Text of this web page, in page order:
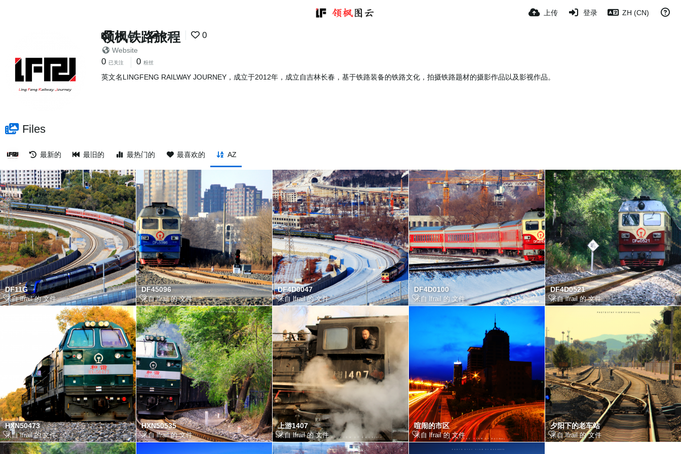
上传 登录 ZH (CN)
领枫铁路旅程
Website
0 已关注 0 粉丝
英文名LINGFENG RAILWAY JOURNEY，成立于2012年，成立自吉林长春，基于铁路装备的铁路文化，拍摄铁路题材的摄影作品以及影视作品。
14 文件 0 相册 0
Files
最新的 最旧的 最热门的 最喜欢的 AZ
DF11G
来自 lfrail 的 文件
DF45096
来自 lfrail 的 文件
DF4D0047
来自 lfrail 的 文件
DF4D0100
来自 lfrail 的 文件
DF4D0521
来自 lfrail 的 文件
HXN50473
来自 lfrail 的 文件
HXN50535
来自 lfrail 的 文件
上游1407
来自 lfrail 的 文件
喧闹的市区
来自 lfrail 的 文件
夕阳下的老车站
来自 lfrail 的 文件